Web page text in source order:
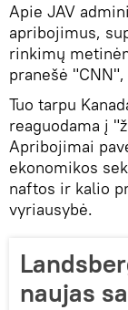
Apie JAV
apribojimus,
rinkimų
pranešė
Tuo tarpu
reaguodama į
Apribojimai
ekonomikos
naftos ir kalio
vyriausybė.
naujas